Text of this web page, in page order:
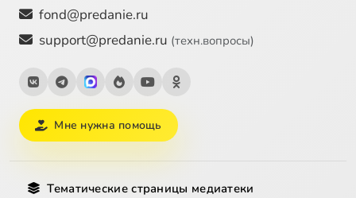
fond@predanie.ru
support@predanie.ru (техн.вопросы)
Мне нужна помощь
Тематические страницы медиатеки